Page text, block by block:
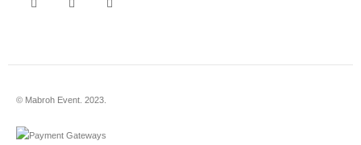
© Mabroh Event. 2023.